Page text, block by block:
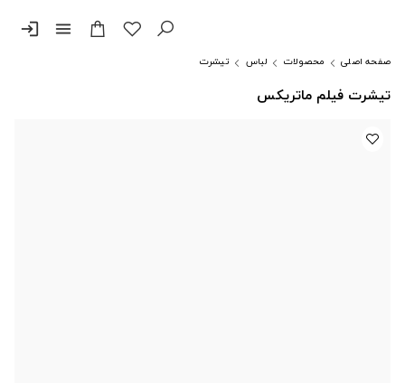
menu
login
صفحه اصلی محصولات لباس تیشرت
تیشرت فیلم ماتریکس